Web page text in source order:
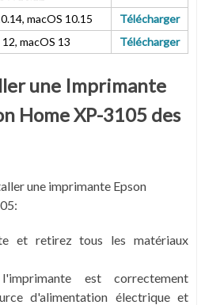
macOS 10.15
Télécharger
macOS 13
Télécharger
une Imprimante
Home XP-3105 des
une imprimante Epson
et retirez tous les matériaux
est correctement
d'alimentation électrique et